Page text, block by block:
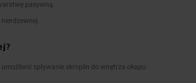
pasywną.
spływanie skroplin do wnętrza okapu